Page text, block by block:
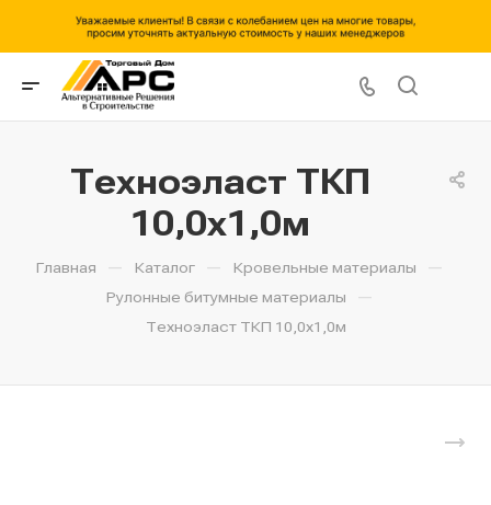
Техноэласт ТКП
10,0х1,0м
Главная — Каталог — Кровельные материалы —
Рулонные битумные материалы —
Техноэласт ТКП 10,0х1,0м